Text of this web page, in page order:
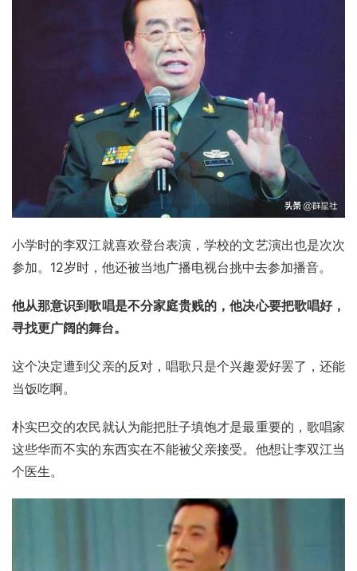
小学时的李双江就喜欢登台表演，学校的文艺演出也是次次
参加。12岁时，他还被当地广播电视台挑中去参加播音。
他从那意识到歌唱是不分家庭贵贱的，他决心要把歌唱好，
寻找更广阔的舞台。
这个决定遭到父亲的反对，唱歌只是个兴趣爱好罢了，还能
当饭吃啊。
朴实巴交的农民就认为能把肚子填饱才是最重要的，歌唱家
这些华而不实的东西实在不能被父亲接受。他想让李双江当
个医生。